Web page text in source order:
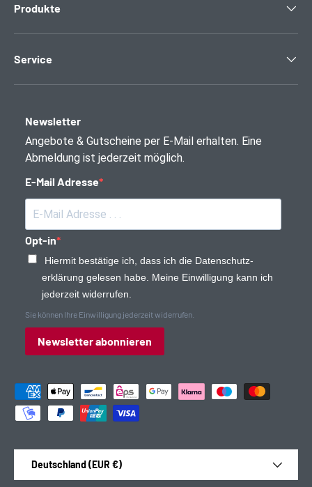
Produkte
Service
Newsletter
Angebote & Gutscheine per E-Mail erhalten. Eine
Abmeldung ist jederzeit möglich.
E-Mail Adresse
Opt-in
Hiermit bestätige ich, dass ich die Daten­schutz­
erklärung gelesen habe. Meine Einwilligung kann ich
jederzeit widerrufen.
Sie können Ihre Einwilligung jederzeit widerrufen.
Newsletter abonnieren
Zahlungsmethoden
Deutschland (EUR €)